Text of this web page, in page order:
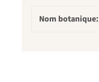
Nom botanique: